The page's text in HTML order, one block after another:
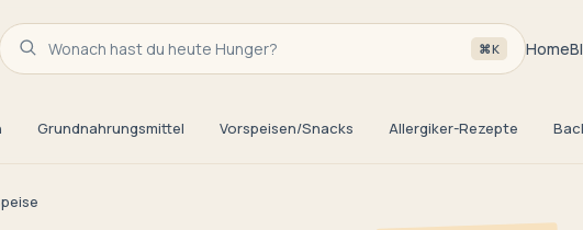
Wonach hast du heute Hunger? ⌘K Home
Grundnahrungsmittel Vorspeisen/Snacks Allergiker-Rezepte